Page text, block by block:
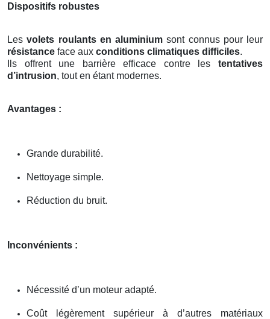
Dispositifs robustes
Lesvolets roulants en aluminium sont connus pour leur
résistance face aux conditions climatiques difficiles.
Ils offrent une barrière efficace contre les tentatives
d’intrusion, tout en étant modernes.
Avantages :
Grande durabilité.
Nettoyage simple.
Réduction du bruit.
Inconvénients :
Nécessité d’un moteur adapté.
Coût légèrement supérieur à d’autres matériaux